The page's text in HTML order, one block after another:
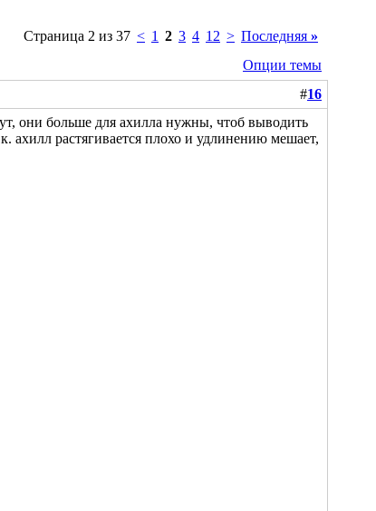
Страница 2 из 37 < 1 2 3 4 12 > Последняя »
Опции темы
#16
они больше для ахилла нужны, чтоб выводить
ахилл растягивается плохо и удлинению мешает,